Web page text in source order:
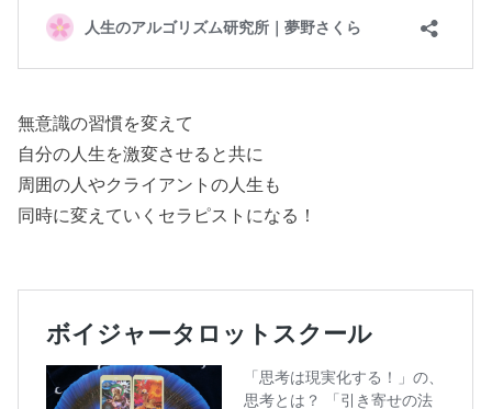
無意識の習慣を変えて
自分の人生を激変させると共に
周囲の人やクライアントの人生も
同時に変えていくセラピストになる！